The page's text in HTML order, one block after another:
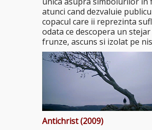
atunci cand dezvaluie
copacul care ii reprezinta
odata ce descopera un
frunze, ascuns si izolat pe
Antichrist (2009)